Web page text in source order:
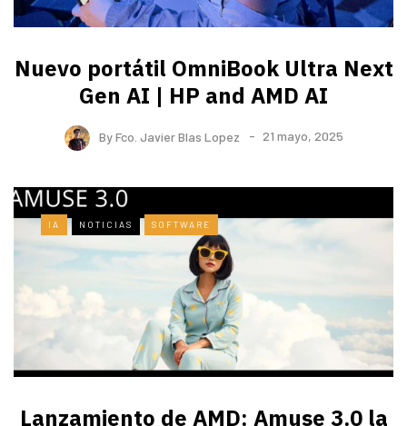
Nuevo portátil OmniBook Ultra ​Next
Gen AI | HP and AMD AI
ByFco. Javier Blas Lopez 21 mayo, 2025
IA NOTICIAS SOFTWARE
Lanzamiento de AMD: Amuse 3.0 la